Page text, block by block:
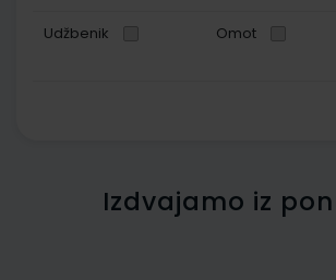
Udžbenik Omot
Izdvajamo iz